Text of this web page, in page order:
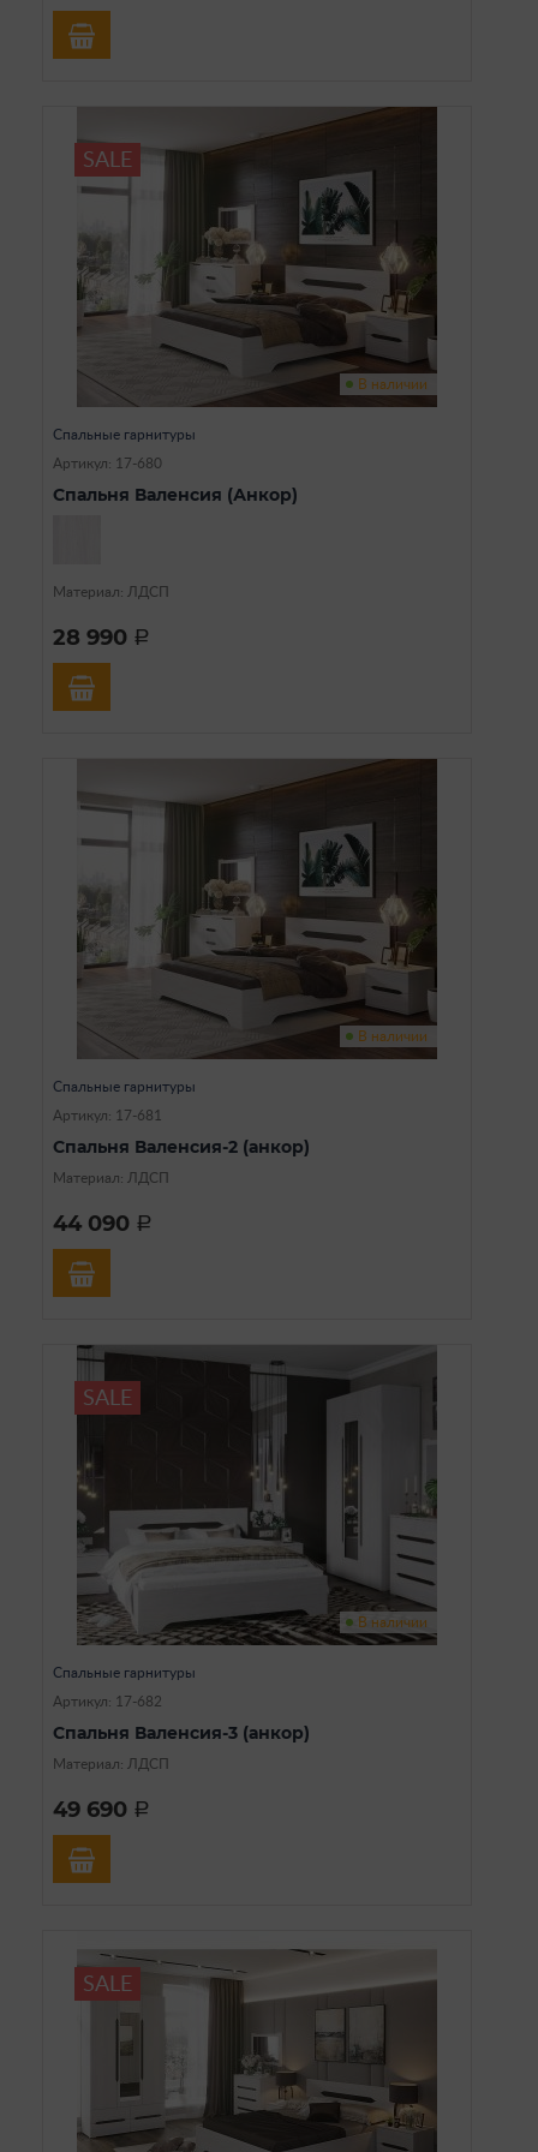
SALE
В наличии
Спальные гарнитуры
Артикул: 17-680
Спальня Валенсия (Анкор)
Материал: ЛДСП
28 990 a
В наличии
Спальные гарнитуры
Артикул: 17-681
Спальня Валенсия-2 (анкор)
Материал: ЛДСП
44 090 a
SALE
В наличии
Спальные гарнитуры
Артикул: 17-682
Спальня Валенсия-3 (анкор)
Материал: ЛДСП
49 690 a
SALE